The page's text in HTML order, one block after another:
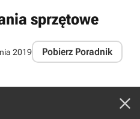
sprzętowe
2019 Pobierz Poradnik
